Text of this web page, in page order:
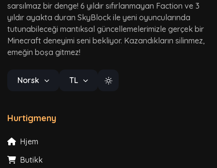
sarsılmaz bir denge! 6 yıldır sıfırlanmayan Faction ve 3
yıldır ayakta duran SkyBlock ile yeni oyuncularında
tutunabileceği mantıksal güncellemelerimizle gerçek bir
Minecraft deneyimi seni bekliyor. Kazandıkların silinmez,
emeğin boşa gitmez!
Norsk TL
Hurtigmeny
Hjem
Butikk